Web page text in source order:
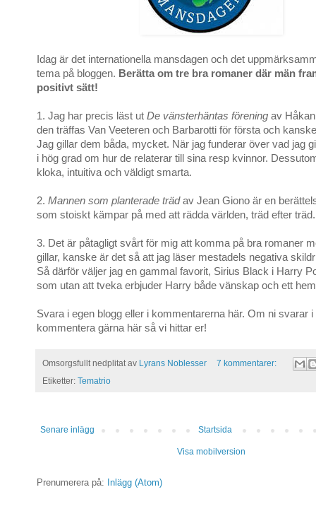
Idag är det internationella mansdagen och det
tema på bloggen. Berätta om tre bra romaner där män
positivt sätt!
1. Jag har precis läst ut De vänsterhäntas förening av
den träffas Van Veeteren och Barbarotti för första och
Jag gillar dem båda, mycket. När jag funderar över vad jag
i hög grad om hur de relaterar till sina resp kvinnor.
kloka, intuitiva och väldigt smarta.
2. Mannen som planterade trädav Jean Giono är en
som stoiskt kämpar på med att rädda världen, träd efter träd.
3. Det är påtagligt svårt för mig att komma på bra romaner
gillar, kanske är det så att jag läser mestadels negativa
Så därför väljer jag en gammal favorit, Sirius Black i Harry
som utan att tveka erbjuder Harry både vänskap och ett
Svara i egen blogg eller i kommentarerna här. Om ni svarar i
kommentera gärna här så vi hittar er!
Omsorgsfullt nedplitat av Lyrans Noblesser
7 kommentarer:
Etiketter: Tematrio
Senare inlägg Startsida
Visa mobilversion
Prenumerera på: Inlägg (Atom)